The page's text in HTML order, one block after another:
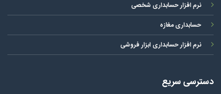
نرم افزار حسابداری شخصی
حسابداری مغازه
نرم افزار حسابداری ابزار فروشی
دسترسی سریع